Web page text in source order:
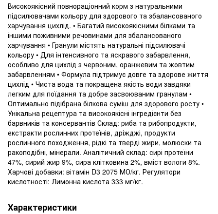
Високоякісний повнораціонний корм з натуральними
підсилювачами кольору для здорового та збалансованого
харчування цихлід. • Багатий високоякісними білками та
іншими поживними речовинами для збалансованого
харчування • Гранули містять натуральні підсилювачі
кольору • Для інтенсивного та яскравого забарвлення,
особливо для цихлід з червоним, оранжевим та жовтим
забарвленням • Формула підтримує довге та здорове життя
цихлід • Чиста вода та покращена якість води завдяки
легким для поїдання та добре засвоюваним гранулам •
Оптимально підібрана білкова суміш для здорового росту •
Унікальна рецептура та високоякісні інгредієнти без
барвників та консервантів Склад: риба та рибопродукти,
екстракти рослинних протеїнів, дріжджі, продукти
рослинного походження, рідкі та тверді жири, молюски та
ракоподібні, мінерали. Аналітичний склад: сирі протеїни
47%, сирий жир 9%, сира клітковина 2%, вміст вологи 8%.
Харчові добавки: вітамін D3 2075 МО/кг. Регулятори
кислотності: Лимонна кислота 333 мг/кг.
Характеристики